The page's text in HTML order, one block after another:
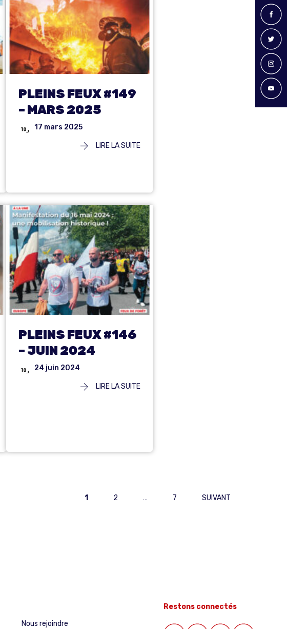
PLEINS FEUX #149
– MARS 2025
17 mars 2025
LIRE LA SUITE
PLEINS FEUX #146
– JUIN 2024
24 juin 2024
LIRE LA SUITE
1 2 … 7 SUIVANT
Nous rejoindre
Restons connectés